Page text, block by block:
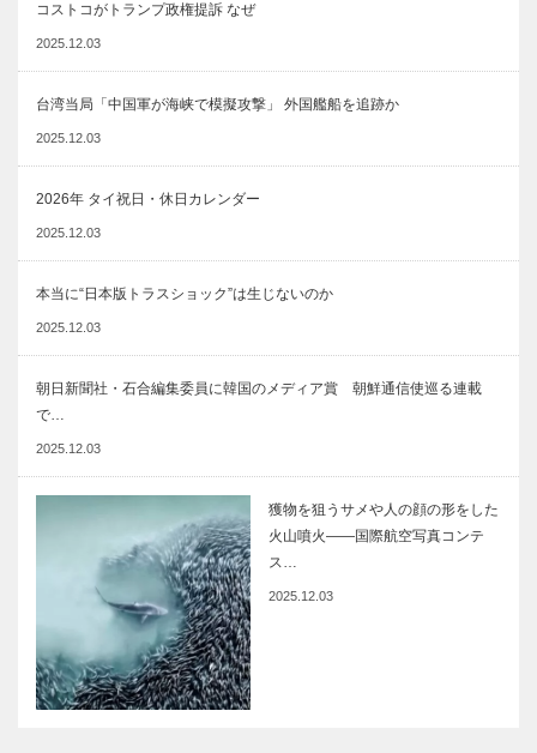
コストコがトランプ政権提訴 なぜ
2025.12.03
台湾当局「中国軍が海峡で模擬攻撃」 外国艦船を追跡か
2025.12.03
2026年 タイ祝日・休日カレンダー
2025.12.03
本当に“日本版トラスショック”は生じないのか
2025.12.03
朝日新聞社・石合編集委員に韓国のメディア賞 朝鮮通信使巡る連載
で…
2025.12.03
獲物を狙うサメや人の顔の形をした
火山噴火――国際航空写真コンテ
ス…
2025.12.03